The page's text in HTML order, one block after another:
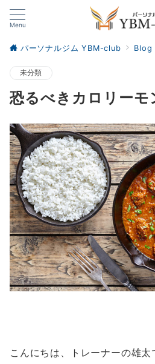
Menu
パーソナルジム YBM-club Blog
未分類
恐るべきカロリーモ
こんにちは、トレーナーの雄太